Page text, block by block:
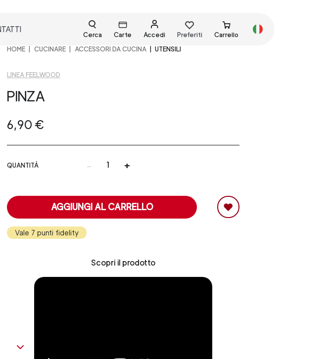
Cerca Carte Accedi Preferiti Carrello
HOME CUCINARE ACCESSORI DA CUCINA UTENSILI
LINEA FEELWOOD
PINZA
6,90 €
QUANTITÀ - +
AGGIUNGI AL CARRELLO
Vale 7 punti fidelity
Scopri il prodotto